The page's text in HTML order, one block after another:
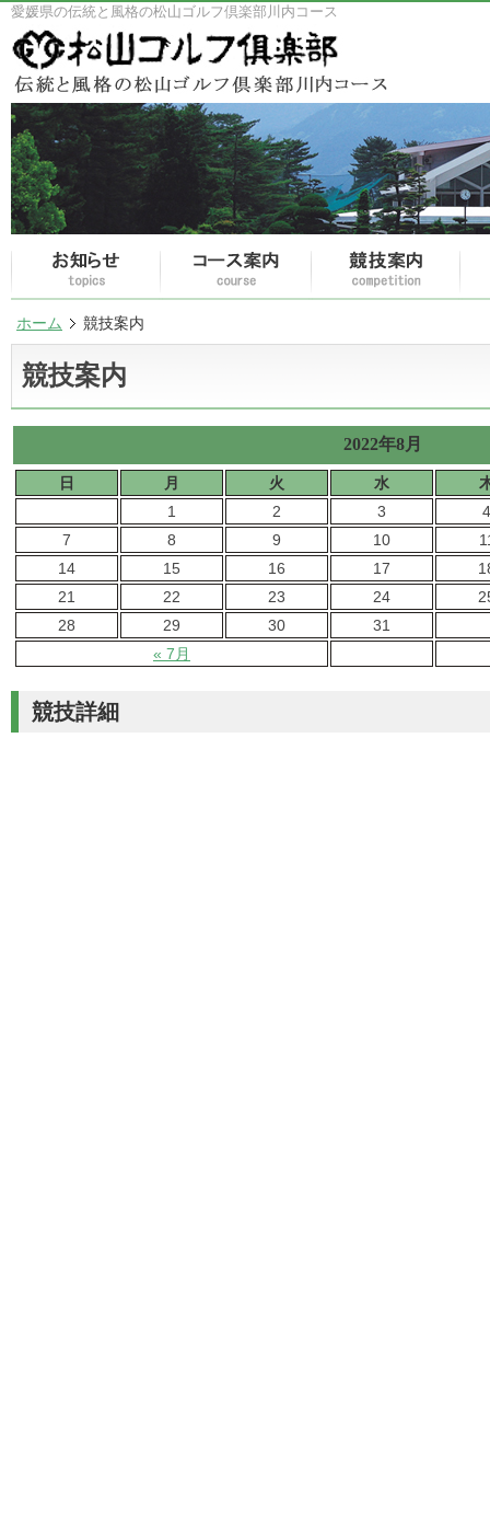
愛媛県の伝統と風格の松山ゴルフ倶楽部川内コース
ホーム 競技案内
競技案内
2022年8月
日 月 火 水
1
2 3
4
7
8 9 10
14
15 16 17
21
22 23 24
28
29 30
31
« 7月
競技詳細